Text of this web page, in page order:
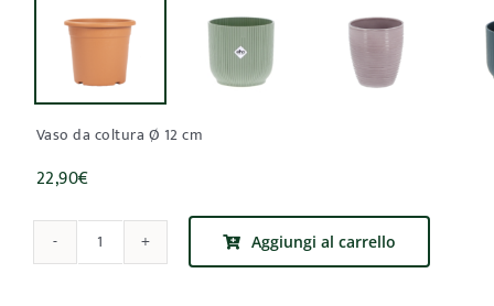
Vaso da coltura Ø 12 cm
22,90€
Orchidea
Phalaenopsis
Aggiungi al carrello